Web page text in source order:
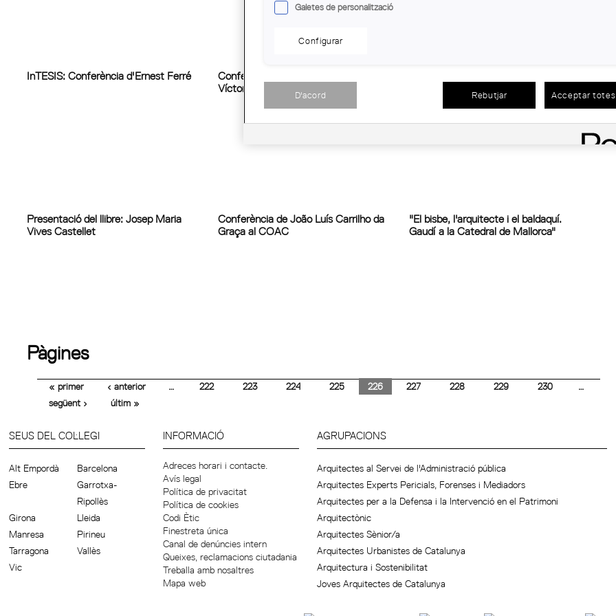
InTESIS: Conferència d'Ernest Ferré
Conferència sobre l'arquitecte tortosí
Víctor Beltrí Roqueta
Presentació del llibre: Josep Maria
Vives Castellet
Conferència de João Luís Carrilho da
Graça al COAC
"El bisbe, l'arquitecte i el baldaquí.
Gaudí a la Catedral de Mallorca"
Pàgines
« primer ‹ anterior … 222 223 224 225 226 227 228 229 230
…
següent ›
últim »
SEUS DEL COL·LEGI
Alt Empordà
Barcelona
Ebre
Garrotxa-
Ripollès
Girona
Lleida
Manresa
Pirineu
Tarragona
Vallès
Vic
INFORMACIÓ
Adreces horari i contacte.
Avís legal
Política de privacitat
Política de cookies
Codi Ètic
Finestreta única
Canal de denúncies intern
Queixes, reclamacions ciutadania
Treballa amb nosaltres
Mapa web
AGRUPACIONS
Arquitectes al Servei de l'Administració pública
Arquitectes Experts Pericials, Forenses i Mediadors
Arquitectes per a la Defensa i la Intervenció en el Patrimoni
Arquitectònic
Arquitectes Sènior/a
Arquitectes Urbanistes de Catalunya
Arquitectura i Sostenibilitat
Joves Arquitectes de Catalunya
Galetes de personalització
Configurar
D'acord Rebutjar Acceptar